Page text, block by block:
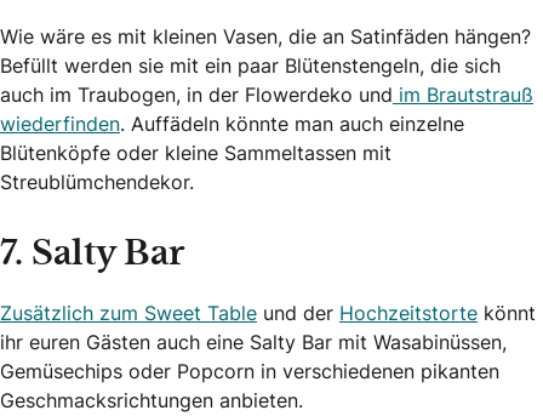
Wie wäre es mit kleinen Vasen, die an Satinfäden hängen?
Befüllt werden sie mit ein paar Blütenstengeln, die sich
auch im Traubogen, in der Flowerdeko und im Brautstrauß
wiederfinden. Auffädeln könnte man auch einzelne
Blütenköpfe oder kleine Sammeltassen mit
Streublümchendekor.
7. Salty Bar
Zusätzlich zum Sweet Table und der Hochzeitstorte könnt
ihr euren Gästen auch eine Salty Bar mit Wasabinüssen,
Gemüsechips oder Popcorn in verschiedenen pikanten
Geschmacksrichtungen anbieten.